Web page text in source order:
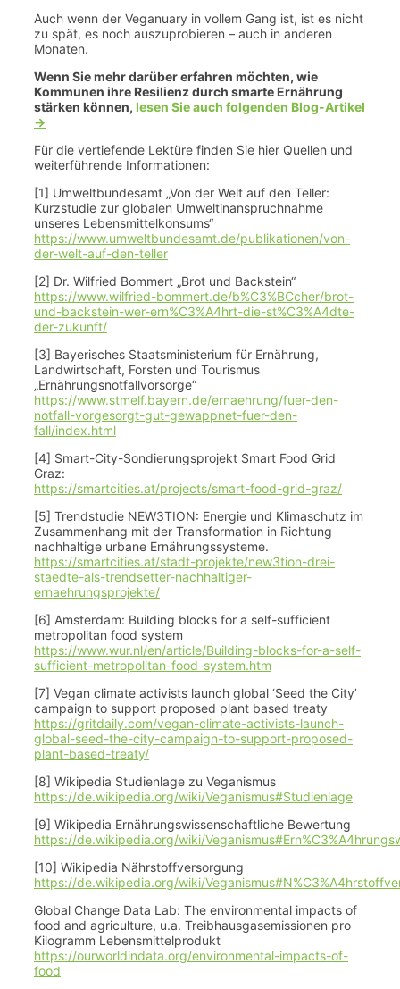
Auch wenn der Veganuary in vollem Gang ist, ist es nicht
zu spät, es noch auszuprobieren – auch in anderen
Monaten.
Wenn Sie mehr darüber erfahren möchten, wie
Kommunen ihre Resilienz durch smarte Ernährung
stärken können, lesen Sie auch folgenden Blog-Artikel
->
Für die vertiefende Lektüre finden Sie hier Quellen und
weiterführende Informationen:
[1] Umweltbundesamt „Von der Welt auf den Teller:
Kurzstudie zur globalen Umweltinanspruchnahme
unseres Lebensmittelkonsums“
https://www.umweltbundesamt.de/publikationen/von-
der-welt-auf-den-teller
[2] Dr. Wilfried Bommert „Brot und Backstein“
https://www.wilfried-bommert.de/b%C3%BCcher/brot-
und-backstein-wer-ern%C3%A4hrt-die-st%C3%A4dte-
der-zukunft/
[3] Bayerisches Staatsministerium für Ernährung,
Landwirtschaft, Forsten und Tourismus
„Ernährungsnotfallvorsorge“
https://www.stmelf.bayern.de/ernaehrung/fuer-den-
notfall-vorgesorgt-gut-gewappnet-fuer-den-
fall/index.html
[4] Smart-City-Sondierungsprojekt Smart Food Grid
Graz:
https://smartcities.at/projects/smart-food-grid-graz/
[5] Trendstudie NEW3TION: Energie und Klimaschutz im
Zusammenhang mit der Transformation in Richtung
nachhaltige urbane Ernährungssysteme.
https://smartcities.at/stadt-projekte/new3tion-drei-
staedte-als-trendsetter-nachhaltiger-
ernaehrungsprojekte/
[6] Amsterdam: Building blocks for a self-sufficient
metropolitan food system
https://www.wur.nl/en/article/Building-blocks-for-a-self-
sufficient-metropolitan-food-system.htm
[7] Vegan climate activists launch global ‘Seed the City’
campaign to support proposed plant based treaty
https://gritdaily.com/vegan-climate-activists-launch-
global-seed-the-city-campaign-to-support-proposed-
plant-based-treaty/
[8] Wikipedia Studienlage zu Veganismus
https://de.wikipedia.org/wiki/Veganismus#Studienlage
[9] Wikipedia Ernährungswissenschaftliche Bewertung
https://de.wikipedia.org/wiki/
[10] Wikipedia Nährstoffversorgung
https://de.wikipedia.org/wiki/
Global Change Data Lab: The environmental impacts of
food and agriculture, u.a. Treibhausgasemissionen pro
Kilogramm Lebensmittelprodukt
https://ourworldindata.org/environmental-impacts-of-
food